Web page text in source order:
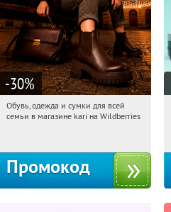
-30%
20:01:16 Получили:
Обувь, одежда и сумки для всей
семьи в магазине kari на Wildberries
Промокод